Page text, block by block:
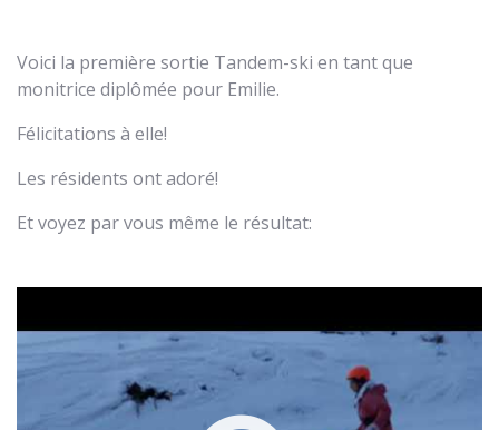
Voici la première sortie Tandem-ski en tant que
monitrice diplômée pour Emilie.
Félicitations à elle!
Les résidents ont adoré!
Et voyez par vous même le résultat: